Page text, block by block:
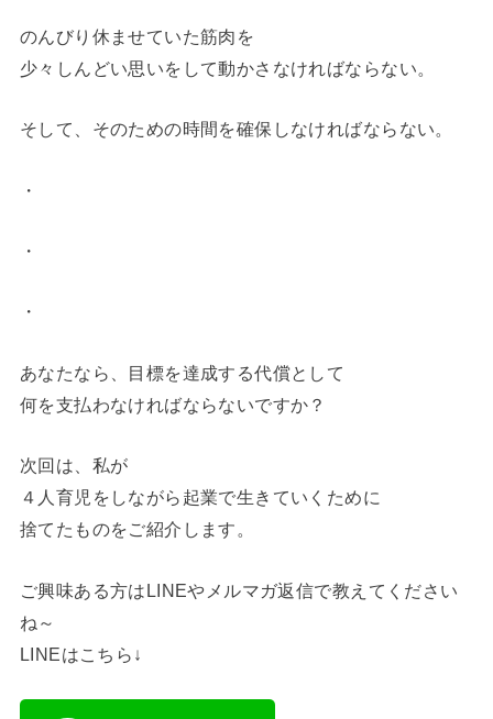
のんびり休ませていた筋肉を
少々しんどい思いをして動かさなければならない。
そして、そのための時間を確保しなければならない。
・
・
・
あなたなら、目標を達成する代償として
何を支払わなければならないですか？
次回は、私が
４人育児をしながら起業で生きていくために
捨てたものをご紹介します。
ご興味ある方はLINEやメルマガ返信で教えてください
ね～
LINEはこちら↓